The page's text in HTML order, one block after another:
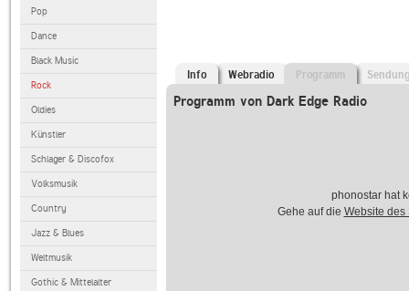
Pop
Dance
Black Music
Rock
Oldies
Künstler
Schlager & Discofox
Volksmusik
Country
Jazz & Blues
Weltmusik
Gothic & Mittelalter
Info Webradio Programm
Programm von Dark Edge Radio
phonostar hat
Gehe auf die Website des